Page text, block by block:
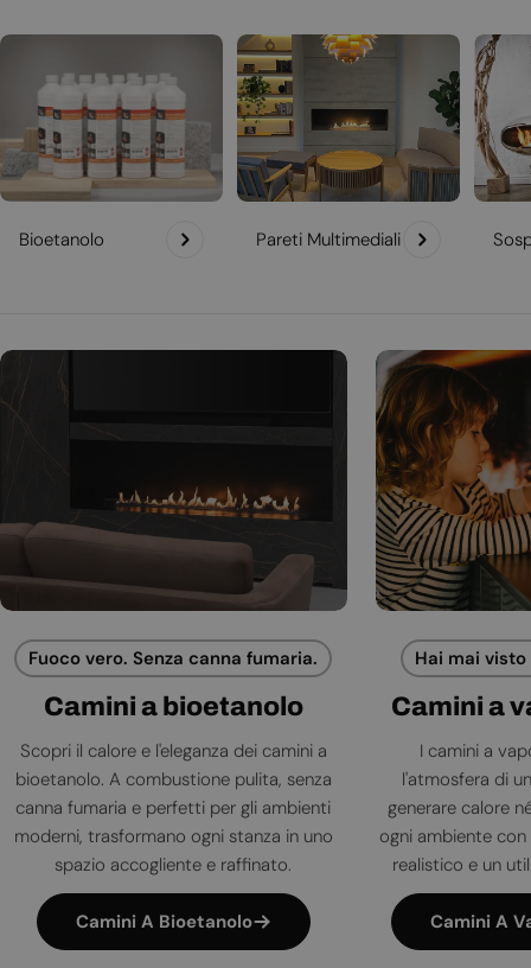
Bioetanolo Pareti Multimediali
Fuoco vero. Senza canna fumaria.
Camini a bioetanolo
Scopri il calore e l'eleganza dei camini a
bioetanolo. A combustione pulita, senza
canna fumaria e perfetti per gli ambienti
moderni, trasformano ogni stanza in uno
spazio accogliente e raffinato.
Camini A Bioetanolo
Hai mai
Camini a
I camini a
l'atmosfera di
generare calore
ogni ambiente
realistico e un
Camini A